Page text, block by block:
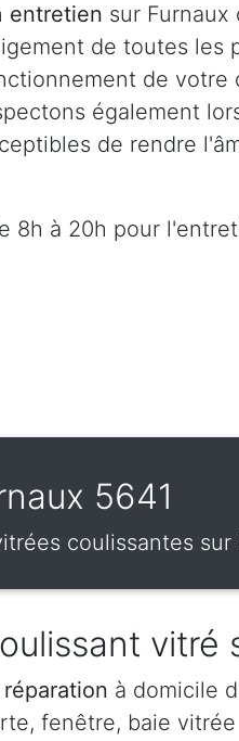
entretien sur
de toutes les
de votre
également
de rendre
8h à 20h pour
5641
coulissantes sur
vitré
réparation à domicile
fenêtre, baie